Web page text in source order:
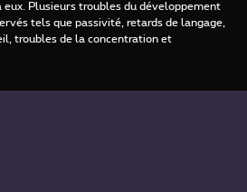
eux. Plusieurs troubles du développement
tels que passivité, retards de langage,
troubles de la concentration et